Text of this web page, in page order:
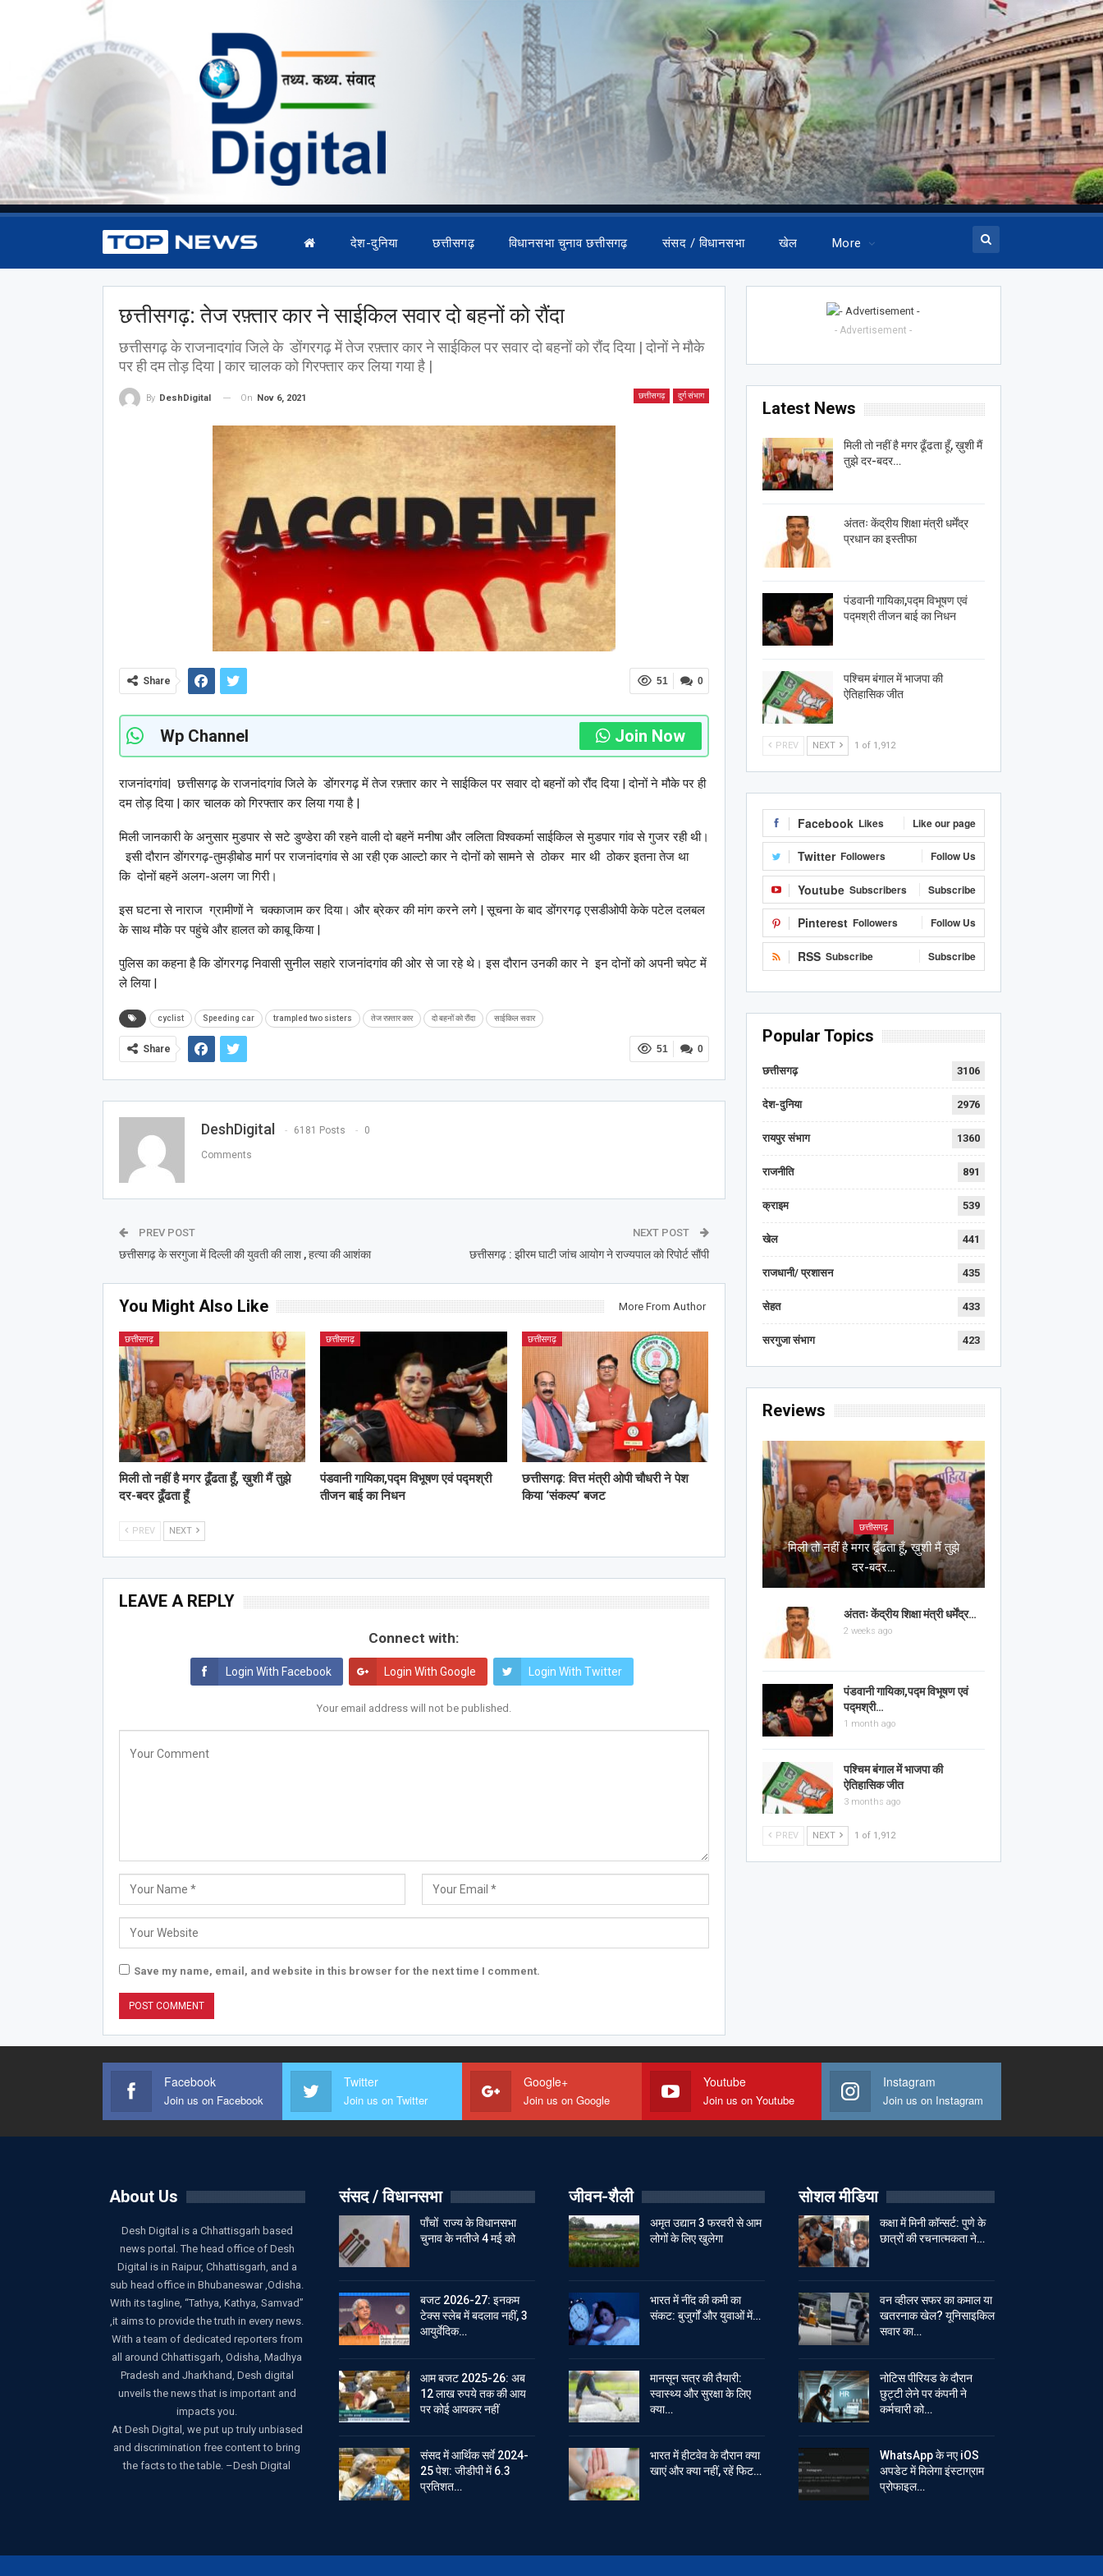
देश-दुनिया छत्तीसगढ़ विधानसभा चुनाव छत्तीसगढ़ संसद / विधानसभा खेल More
छत्तीसगढ़: तेज रफ़्तार कार ने साईकिल सवार दो बहनों को रौंदा
छत्तीसगढ़ के राजनादगांव जिले के डोंगरगढ़ में तेज रफ़्तार कार ने साईकिल पर सवार दो बहनों को रौंद दिया | दोनों ने मौके
पर ही दम तोड़ दिया | कार चालक को गिरफ्तार कर लिया गया है |
छत्तीसगढ़ दुर्ग संभाग
By DeshDigital On Nov 6, 2021
0
51
Share
Wp Channel Join Now
राजनांदगांव| छत्तीसगढ़ के राजनांदगांव जिले के डोंगरगढ़ में तेज रफ़्तार कार ने साईकिल पर सवार दो बहनों को रौंद दिया | दोनों ने मौके पर ही
दम तोड़ दिया | कार चालक को गिरफ्तार कर लिया गया है |
मिली जानकारी के अनुसार मुडपार से सटे डुण्डेरा की रहने वाली दो बहनें मनीषा और ललिता विश्वकर्मा साईकिल से मुडपार गांव से गुजर रही थी।
इसी दौरान डोंगरगढ़-तुमड़ीबोड मार्ग पर राजनांदगांव से आ रही एक आल्टो कार ने दोनों को सामने से ठोकर मार थीठोकर इतना तेज था
कि दोनों बहनें अलग-अलग जा गिरी।
इस घटना से नाराज ग्रामीणों ने चक्काजाम कर दिया। और ब्रेकर की मांग करने लगे | सूचना के बाद डोंगरगढ़ एसडीओपी केके पटेल दलबल
के साथ मौके पर पहुंचे और हालत को काबू किया |
पुलिस का कहना है कि डोंगरगढ़ निवासी सुनील सहारे राजनांदगांव की ओर से जा रहे थे। इस दौरान उनकी कार ने इन दोनों को अपनी चपेट में
ले लिया |
cyclist Speeding car trampled two sisters तेज रफ़्तार कार दो बहनों को रौंदा साईकिल सवार
0
51
Share
DeshDigital 6181 Posts 0
Comments
PREV POST
छत्तीसगढ़ के सरगुजा में दिल्ली की युवती की लाश , हत्या की आशंका
NEXT POST
छत्तीसगढ़ : झीरम घाटी जांच आयोग ने राज्यपाल को रिपोर्ट सौंपी
You Might Also Like More From Author
छत्तीसगढ़
मिली तो नहीं है मगर ढूँढता हूँ, ख़ुशी मैं तुझे
दर-बदर ढूँढता हूँ
छत्तीसगढ़
पंडवानी गायिका,पद्म विभूषण एवं पद्मश्री
तीजन बाई का निधन
छत्तीसगढ़
छत्तीसगढ़: वित्त मंत्री ओपी चौधरी ने पेश
किया ‘संकल्प’ बजट
PREV NEXT
LEAVE A REPLY
Connect with:
Login With Facebook Login With Google Login With Twitter
Your email address will not be published.
Save my name, email, and website in this browser for the next time I comment.
- Advertisement -
Latest News
मिली तो नहीं है मगर ढूँढता हूँ, ख़ुशी मैं
तुझे दर-बदर…
अंततः केंद्रीय शिक्षा मंत्री धर्मेंद्र
प्रधान का इस्तीफा
पंडवानी गायिका,पद्म विभूषण एवं
पद्मश्री तीजन बाई का निधन
पश्चिम बंगाल में भाजपा की
ऐतिहासिक जीत
PREV NEXT 1 of 1,912
Facebook Likes Like our page
Twitter Followers Follow Us
Youtube Subscribers Subscribe
Pinterest Followers Follow Us
RSS Subscribe Subscribe
Popular Topics
छत्तीसगढ़ 3106
देश-दुनिया 2976
रायपुर संभाग 1360
राजनीति 891
क्राइम 539
खेल 441
राजधानी/ प्रशासन 435
सेहत 433
सरगुजा संभाग 423
Reviews
छत्तीसगढ़
मिली तो नहीं है मगर ढूँढता हूँ, ख़ुशी मैं तुझे
दर-बदर…
अंततः केंद्रीय शिक्षा मंत्री धर्मेंद्र…
2 weeks ago
पंडवानी गायिका,पद्म विभूषण एवं
पद्मश्री…
1 month ago
पश्चिम बंगाल में भाजपा की
ऐतिहासिक जीत
3 months ago
PREV NEXT 1 of 1,912
Facebook
Join us on Facebook
Twitter
Join us on Twitter
Google+
Join us on Google
Youtube
Join us on Youtube
Instagram
Join us on Instagram
About Us
Desh Digital is a Chhattisgarh based
news portal. The head office of Desh
Digital is in Raipur, Chhattisgarh, and a
sub head office in Bhubaneswar ,Odisha.
With its tagline, “Tathya, Kathya, Samvad”
,it aims to provide the truth in every news.
With a team of dedicated reporters from
all around Chhattisgarh, Odisha, Madhya
Pradesh and Jharkhand, Desh digital
unveils the news that is important and
impacts you.
At Desh Digital, we put up truly unbiased
and discrimination free content to bring
the facts to the table. –Desh Digital
संसद / विधानसभा
पाँचों राज्य के विधानसभा
चुनाव के नतीजे 4 मई को
बजट 2026-27: इनकम
टेक्स स्लेब में बदलाव नहीं, 3
आयुर्वेदिक…
आम बजट 2025-26: अब
12 लाख रुपये तक की आय
पर कोई आयकर नहीं
संसद में आर्थिक सर्वे 2024-
25 पेश: जीडीपी में 6.3
प्रतिशत…
जीवन-शैली
अमृत उद्यान 3 फरवरी से आम
लोगों के लिए खुलेगा
भारत में नींद की कमी का
संकट: बुजुर्गों और युवाओं में…
मानसून सत्र की तैयारी:
स्वास्थ्य और सुरक्षा के लिए
क्या…
भारत में हीटवेव के दौरान क्या
खाएं और क्या नहीं, रहें फिट…
सोशल मीडिया
कक्षा में मिनी कॉन्सर्ट: पुणे के
छात्रों की रचनात्मकता ने…
वन व्हीलर सफर का कमाल या
खतरनाक खेल? यूनिसाइकिल
सवार का…
नोटिस पीरियड के दौरान
छुट्टी लेने पर कंपनी ने
कर्मचारी को…
WhatsApp के नए iOS
अपडेट में मिलेगा इंस्टाग्राम
प्रोफाइल…